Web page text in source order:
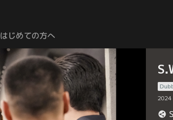
はじめての方へ
2024